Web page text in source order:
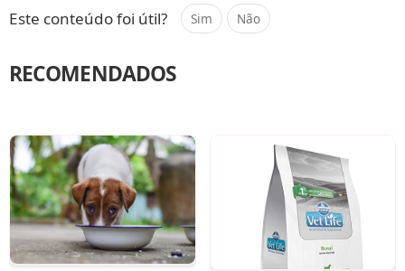
Este conteúdo foi útil? Sim Não
RECOMENDADOS